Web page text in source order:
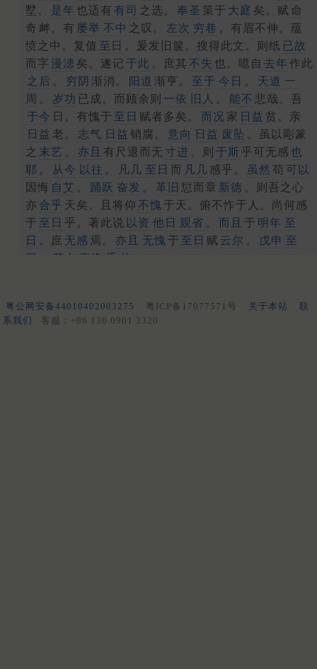
墅。
是年 也适有 有司 之选。 奉圣 策于 大庭 矣。赋 命
奇 衅。有 屡举 不中 之叹。 左次 穷巷 。有眉不伸。蕴
愤之中。复值 至日 。爰发旧箧。搜得此文。则纸 已故
而字 漫漶 矣。遂记 于此 。庶其 不失 也。噫自 去年 作此
之后 。 穷阴 渐消。 阳道 渐亨。 至于 今日 。 天道 一
周 。 岁功 已成。而顾余则 一依 旧人 。 能不 悲哉。吾
于今 日。有愧于 至日 赋者多矣。 而况 家 日益 贫。亲
日益 老。 志气 日益 销腐。 意向 日益 废坠 。虽以彫篆
之 末艺 。 亦且 有尺退而无 寸进 。则 于斯 乎可无感 也
耶 。 从今 以往 。 凡几 至日 而 凡几 感乎。 虽然 苟 可以
因悔 自艾 。 踊跃 奋发 。 革旧 愆而章 新德 。则吾之心
亦 合乎 天矣。且将仰 不愧 于天。俯不怍于人。尚何感
于 至日 乎。著此说 以资 他日 观省 。 而且 于 明年 至
日 。庶 无感 焉。 亦且 无愧 于 至日 赋 云尔 。 戊申 至
日
花山 真逸 手书
粤公网安备44010402003275 粤ICP备17077571号 关于本站
联
系我们
客服：+86 136 0901 3320